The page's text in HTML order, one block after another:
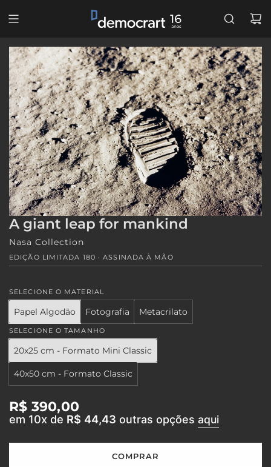
PARA
A giant leap for mankind
Nasa Collection
EDIÇÃO LIMITADA 180 · ASSINADA À MÃO
SELECIONE O MATERIAL
Papel Algodão Fotografia Metacrilato
SELECIONE O TAMANHO
20x25 cm - Formato Mini Classic
40x50 cm - Formato Classic
Preço
regular
R$ 390,00
em 10x de R$ 44,43 outras opções aqui
COMPRAR
C